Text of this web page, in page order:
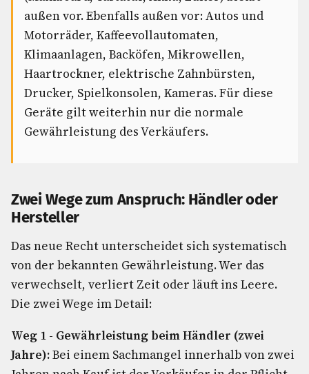
außen vor. Ebenfalls außen vor: Autos und
Motorräder, Kaffeevollautomaten,
Klimaanlagen, Backöfen, Mikrowellen,
Haartrockner, elektrische Zahnbürsten,
Drucker, Spielkonsolen, Kameras. Für diese
Geräte gilt weiterhin nur die normale
Gewährleistung des Verkäufers.
Zwei Wege zum Anspruch: Händler oder
Hersteller
Das neue Recht unterscheidet sich systematisch
von der bekannten Gewährleistung. Wer das
verwechselt, verliert Zeit oder läuft ins Leere.
Die zwei Wege im Detail:
Weg 1 - Gewährleistung beim Händler (zwei
Jahre):Bei einem Sachmangel innerhalb von zwei